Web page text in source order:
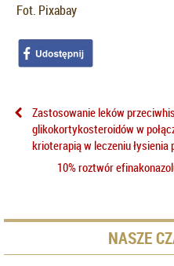
Fot. Pixabay
Zastosowanie leków
glikokortykosteroidów w
krioterapią w leczeniu łysienia
10% roztwór
NASZE